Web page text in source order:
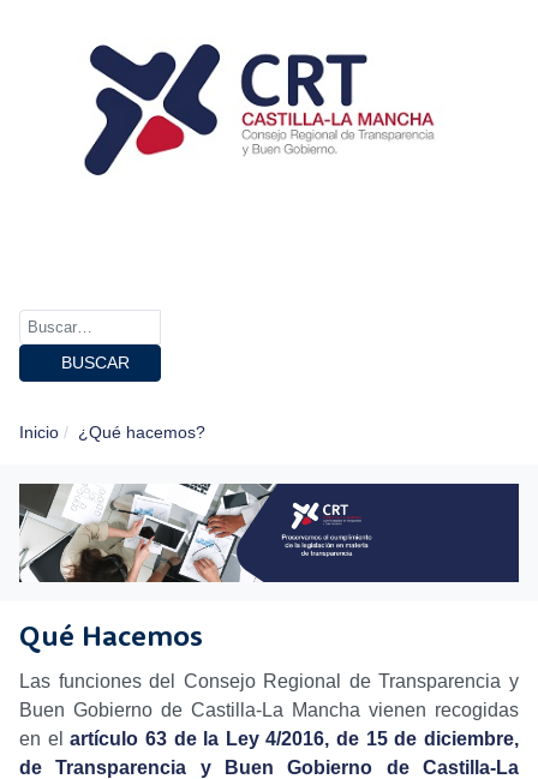
BUSCAR
Inicio ¿Qué hacemos?
Qué Hacemos
Las funciones del Consejo Regional de Transparencia y
Buen Gobierno de Castilla-La Mancha vienen recogidas
en elartículo 63 de la Ley 4/2016, de 15 de diciembre,
de Transparencia y Buen Gobierno de Castilla-La